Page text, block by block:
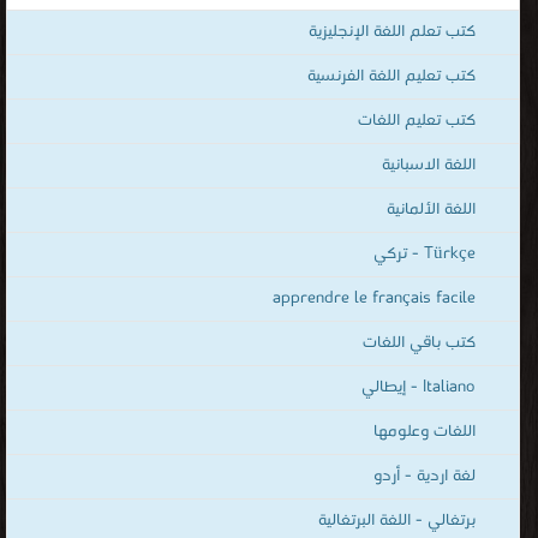
قراءة و تحميل كتب في كتب قواعد اللغة الانجليزية(Grammar) مجانا
كتب Türkçe - تركي